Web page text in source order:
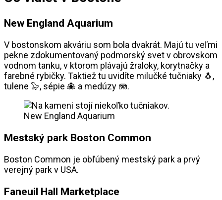
New England Aquarium
V bostonskom akváriu som bola dvakrát. Majú tu veľmi
pekne zdokumentovaný podmorský svet v obrovskom
vodnom tanku, v ktorom plávajú žraloky, korytnačky a
farebné rybičky. Taktiež tu uvidíte milučké tučniaky 🐧,
tulene 🦭, sépie 🐙 a medúzy 🪼.
New England Aquarium
Mestský park Boston Common
Boston Common je obľúbený mestský park a prvý
verejný park v USA.
Faneuil Hall Marketplace